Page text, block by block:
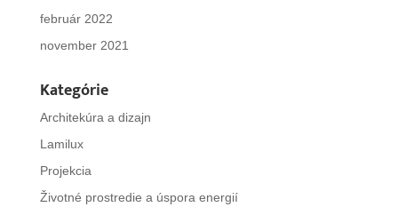
február 2022
november 2021
Kategórie
Architekúra a dizajn
Lamilux
Projekcia
Životné prostredie a úspora energií